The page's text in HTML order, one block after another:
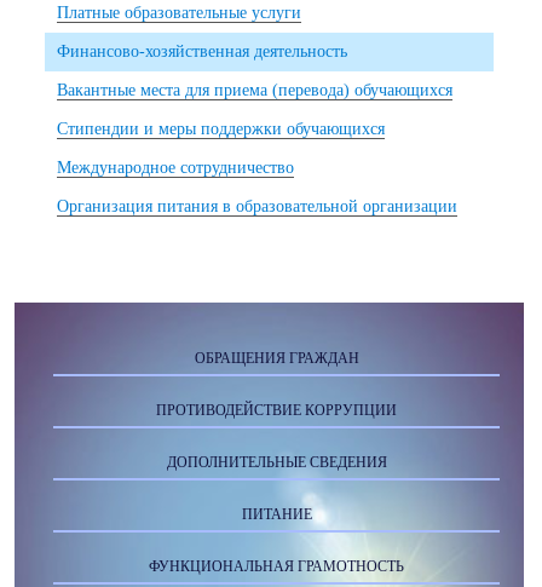
Платные образовательные услуги
Финансово-хозяйственная деятельность
Вакантные места для приема (перевода) обучающихся
Стипендии и меры поддержки обучающихся
Международное сотрудничество
Организация питания в образовательной организации
ОБРАЩЕНИЯ ГРАЖДАН
ПРОТИВОДЕЙСТВИЕ КОРРУПЦИИ
ДОПОЛНИТЕЛЬНЫЕ СВЕДЕНИЯ
ПИТАНИЕ
ФУНКЦИОНАЛЬНАЯ ГРАМОТНОСТЬ